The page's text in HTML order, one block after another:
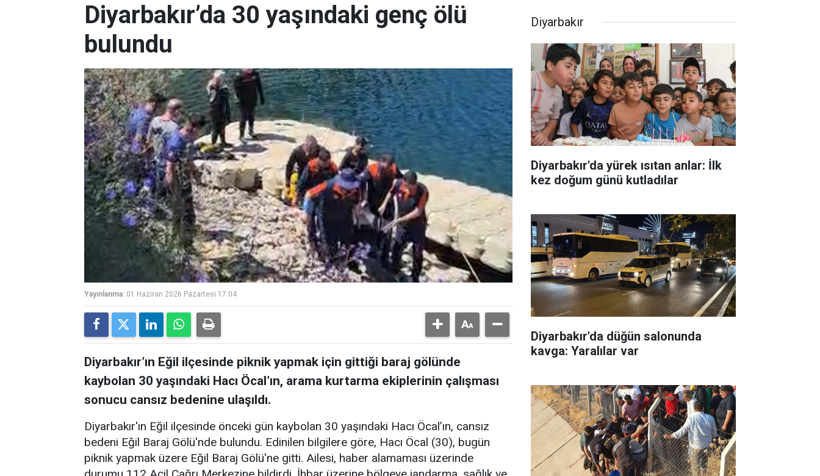
Diyarbakır’da 30 yaşındaki genç ölü
bulundu
Yayınlanma: 01 Haziran 2026 Pazartesi 17:04
Diyarbakır’ın Eğil ilçesinde piknik yapmak için gittiği baraj gölünde
kaybolan 30 yaşındaki Hacı Öcal’ın, arama kurtarma ekiplerinin çalışması
sonucu cansız bedenine ulaşıldı.
Diyarbakır'ın Eğil ilçesinde önceki gün kaybolan 30 yaşındaki Hacı Öcal’ın, cansız
bedeni Eğil Baraj Gölü'nde bulundu. Edinilen bilgilere göre, Hacı Öcal (30), bugün
piknik yapmak üzere Eğil Baraj Gölü'ne gitti. Ailesi, haber alamaması üzerinde
Diyarbakır
Diyarbakır'da yürek ısıtan anlar: İlk
kez doğum günü kutladılar
Diyarbakır'da düğün salonunda
kavga: Yaralılar var